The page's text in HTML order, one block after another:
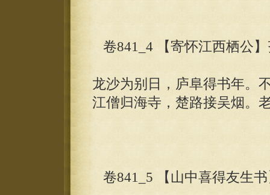
卷841_4 【寄怀江西栖公
龙沙为别日，庐阜得书年。
江僧归海寺，楚路接吴烟。
卷841_5 【山中喜得友生